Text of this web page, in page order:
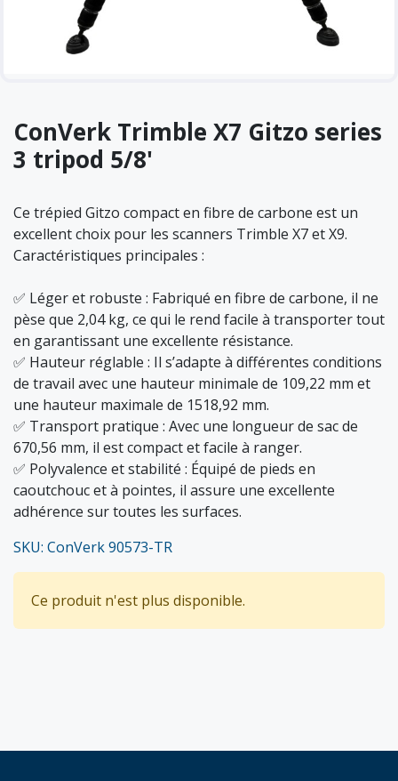
ConVerk Trimble X7 Gitzo series
3 tripod 5/8'
Ce trépied Gitzo compact en fibre de carbone est un
excellent choix pour les scanners Trimble X7 et X9.
Caractéristiques principales :
✅ Léger et robuste : Fabriqué en fibre de carbone, il ne
pèse que 2,04 kg, ce qui le rend facile à transporter tout
en garantissant une excellente résistance.
✅ Hauteur réglable : Il s’adapte à différentes conditions
de travail avec une hauteur minimale de 109,22 mm et
une hauteur maximale de 1518,92 mm.
✅ Transport pratique : Avec une longueur de sac de
670,56 mm, il est compact et facile à ranger.
✅ Polyvalence et stabilité : Équipé de pieds en
caoutchouc et à pointes, il assure une excellente
adhérence sur toutes les surfaces.
SKU: ConVerk 90573-TR
Ce produit n'est plus disponible.